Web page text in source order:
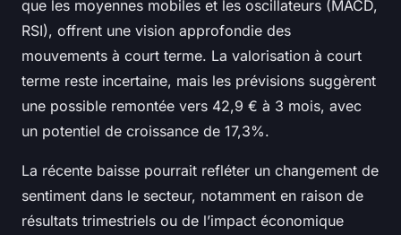
que les moyennes mobiles et les oscillateurs (MACD,
RSI), offrent une vision approfondie des
mouvements à court terme. La valorisation à court
terme reste incertaine, mais les prévisions suggèrent
une possible remontée vers 42,9 € à 3 mois, avec
un potentiel de croissance de 17,3%.
La récente baisse pourrait refléter un changement de
sentiment dans le secteur, notamment en raison de
résultats trimestriels ou de l’impact économique